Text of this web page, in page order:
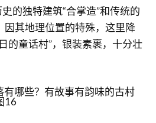
的独特建筑“合掌造”和传统的
因其地理位置的特殊，这里降
的童话村”，银装素裹，十分壮